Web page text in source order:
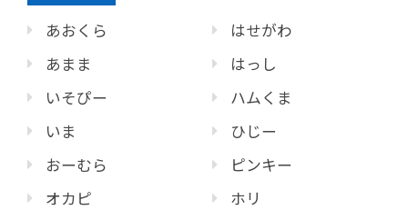
あおくら
あまま
いそぴー
いま
おーむら
オカピ
はせがわ
はっし
ハムくま
ひじー
ピンキー
ホリ